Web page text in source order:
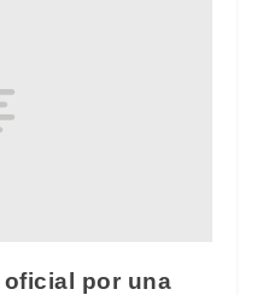
por una